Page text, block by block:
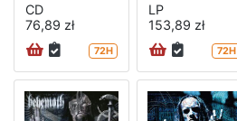
CD
76,89 zł
72H
LP
153,89 zł
72H